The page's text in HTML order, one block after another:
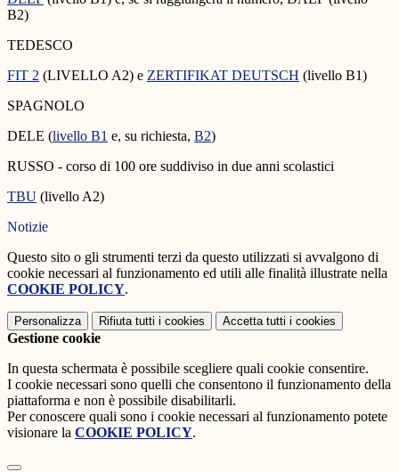
B2)
TEDESCO
FIT 2 (LIVELLO A2) e ZERTIFIKAT DEUTSCH (livello B1)
SPAGNOLO
DELE (livello B1 e, su richiesta, B2)
RUSSO - corso di 100 ore suddiviso in due anni scolastici
TBU (livello A2)
Notizie
Questo sito o gli strumenti terzi da questo utilizzati si avvalgono di
cookie necessari al funzionamento ed utili alle finalità illustrate nella
COOKIE POLICY.
Personalizza Rifiuta tutti i cookies Accetta tutti i cookies
Gestione cookie
In questa schermata è possibile scegliere quali cookie consentire.
I cookie necessari sono quelli che consentono il funzionamento della
piattaforma e non è possibile disabilitarli.
Per conoscere quali sono i cookie necessari al funzionamento potete
visionare la COOKIE POLICY.